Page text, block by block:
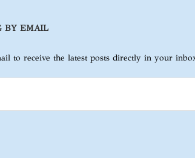
BY EMAIL
to receive the latest posts directly in your